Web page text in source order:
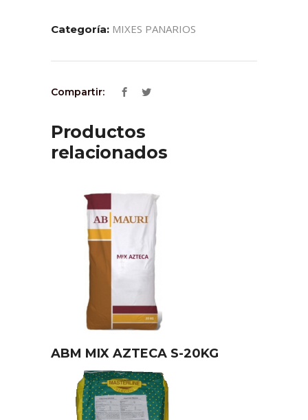
Categoría: MIXES PANARIOS
Compartir:
Productos
relacionados
ABM MIX AZTECA S-20KG